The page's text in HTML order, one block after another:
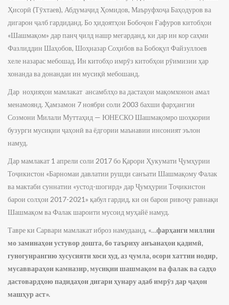
Ҳисорӣ (Тӯхтаев), Абдумаҷид Ҳомидов, Маъруфхоҷа Баҳодуров ва
дигарон ҷалб гардиданд. Бо ҳидоятҳои Бобоҷон Ғафуров китобҳои
«Шашмақом» дар панҷ ҷилд нашр мегарданд, ки дар ин кор саҳми
Фазлиддин Шаҳобов, Шоҳназар Соҳибов ва Бобоқул Файзуллоев
хеле назарас мебошад. Ин китобҳо имрӯз китобҳои рӯимизии ҳар
хонанда ва донандаи ин мусиқӣ мебошанд.
Дар ноҳияҳои мамлакат ансамблҳо ва дастаҳои мақомхонон амал
менамоянд. Ҳамзамон 7 ноябри соли 2003 бахши фарҳангии
Созмони Милали Муттаҳид — ЮНЕСКО Шашмақомро шоҳкории
бузурги мусиқии ҷаҳонӣ ва ёдгории маънавии инсоният эълон
намуд.
Дар мамлакат 1 апрели соли 2017 бо Қарори Ҳукумати Ҷумҳурии
Тоҷикистон «Барномаи давлатии рушди санъати Шашмақому Фалак
ва мактаби суннатии «устод-шогирд» дар Ҷумҳурии Тоҷикистон
барои солҳои 2017-2021» қабул гардид, ки он барои ривоҷу равнақи
Шашмақом ва Фалак шароити мусоид муҳайё намуд.
Тавре ки Сарвари мамлакат иброз намудаанд, «…фарҳанги миллии
мо заминаҳои устувор дошта, бо таъриху анъанаҳои қадимӣ,
гуногунрангию хусусияти хоси худ, аз ҷумла, осори хаттии нодир,
мусаввараҳои камназир, мусиқии шашмақом ва фалак ва садҳо
дастовардҳою падидаҳои дигари ҳунару адаб имрӯз дар ҷаҳон
машҳур аст».